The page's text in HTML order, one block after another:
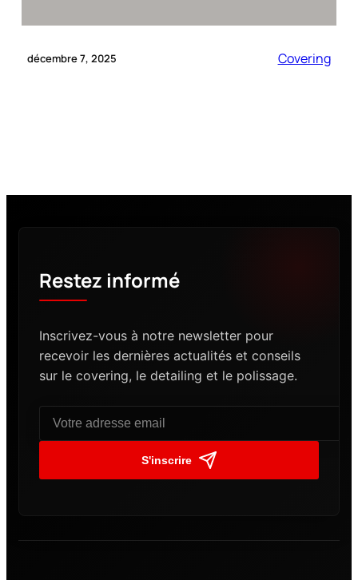
décembre 7, 2025 Covering
Restez informé
Inscrivez-vous à notre newsletter pour
recevoir les dernières actualités et conseils
sur le covering, le detailing et le polissage.
S'inscrire